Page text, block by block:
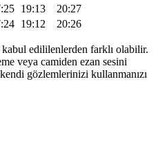
19:13
20:27
19:12 20:26
edililenlerden farklı olabilir.
veya camiden ezan sesini
gözlemlerinizi kullanmanızı